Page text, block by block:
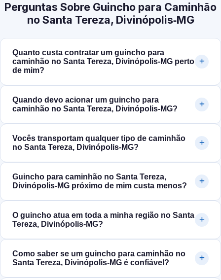
Perguntas Sobre Guincho para Caminhão
no Santa Tereza, Divinópolis‑MG
Quanto custa contratar um guincho para
caminhão no Santa Tereza, Divinópolis‑MG perto
de mim?
Quando devo acionar um guincho para
caminhão no Santa Tereza, Divinópolis‑MG?
Vocês transportam qualquer tipo de caminhão
no Santa Tereza, Divinópolis‑MG?
Guincho para caminhão no Santa Tereza,
Divinópolis‑MG próximo de mim custa menos?
O guincho atua em toda a minha região no Santa
Tereza, Divinópolis‑MG?
Como saber se um guincho para caminhão no
Santa Tereza, Divinópolis‑MG é confiável?